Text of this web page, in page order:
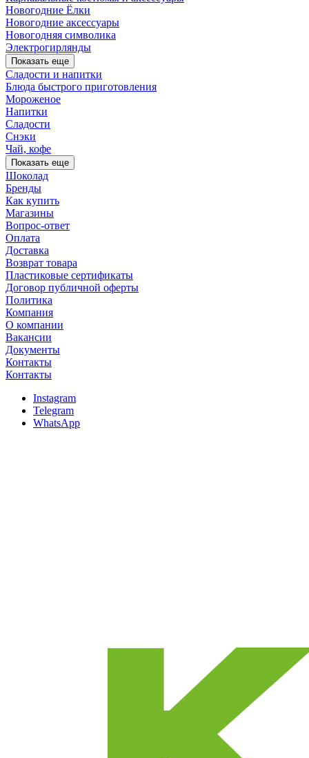
Новогодние Ёлки
Новогодние аксессуары
Новогодняя символика
Электрогирлянды
Показать еще
Сладости и напитки
Блюда быстрого приготовления
Мороженое
Напитки
Сладости
Снэки
Чай, кофе
Показать еще
Шоколад
Бренды
Как купить
Магазины
Вопрос-ответ
Оплата
Доставка
Возврат товара
Пластиковые сертификаты
Договор публичной оферты
Политика
Компания
О компании
Вакансии
Документы
Контакты
Контакты
Instagram
Telegram
WhatsApp